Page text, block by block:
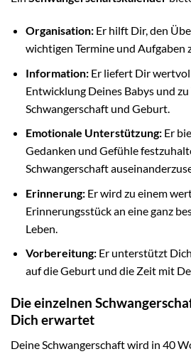
Organisation:Er hilft Dir, den
wichtigen Termine und Aufgaben
Information:Er liefert Dir
Entwicklung Deines Babys und
Schwangerschaft und Geburt.
Emotionale Unterstützung:Er
Gedanken und Gefühle
Schwangerschaft
Erinnerung:Er wird zu einem
Erinnerungsstück an eine ganz
Leben.
Vorbereitung:Er unterstützt
auf die Geburt und die Zeit mit
Die einzelnen
Dich erwartet
Deine Schwangerschaft wird in 40